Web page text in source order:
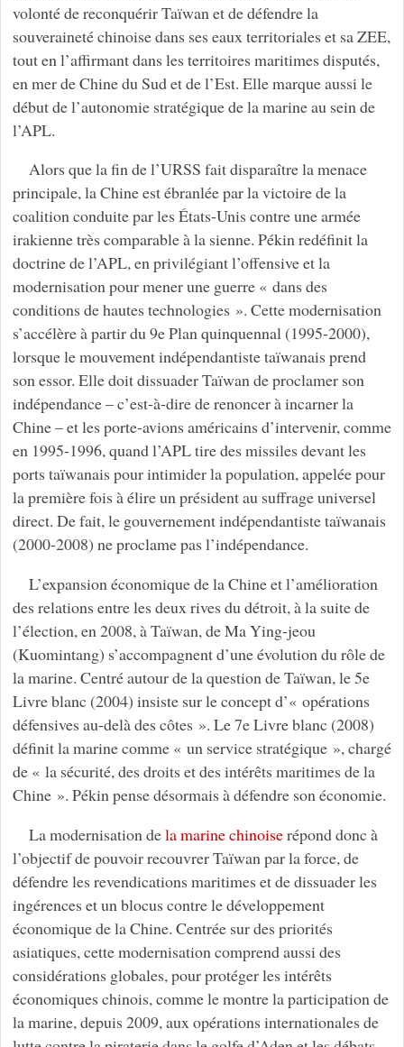
volonté de reconquérir Taïwan et de défendre la
souveraineté chinoise dans ses eaux territoriales et sa ZEE,
tout en l’affirmant dans les territoires maritimes disputés,
en mer de Chine du Sud et de l’Est. Elle marque aussi le
début de l’autonomie stratégique de la marine au sein de
l’APL.
Alors que la fin de l’URSS fait disparaître la menace
principale, la Chine est ébranlée par la victoire de la
coalition conduite par les États-Unis contre une armée
irakienne très comparable à la sienne. Pékin redéfinit la
doctrine de l’APL, en privilégiant l’offensive et la
modernisation pour mener une guerre « dans des
conditions de hautes technologies ». Cette modernisation
s’accélère à partir du 9e Plan quinquennal (1995-2000),
lorsque le mouvement indépendantiste taïwanais prend
son essor. Elle doit dissuader Taïwan de proclamer son
indépendance – c’est-à-dire de renoncer à incarner la
Chine – et les porte-avions américains d’intervenir, comme
en 1995-1996, quand l’APL tire des missiles devant les
ports taïwanais pour intimider la population, appelée pour
la première fois à élire un président au suffrage universel
direct. De fait, le gouvernement indépendantiste taïwanais
(2000-2008) ne proclame pas l’indépendance.
L’expansion économique de la Chine et l’amélioration
des relations entre les deux rives du détroit, à la suite de
l’élection, en 2008, à Taïwan, de Ma Ying-jeou
(Kuomintang) s’accompagnent d’une évolution du rôle de
la marine. Centré autour de la question de Taïwan, le 5e
Livre blanc (2004) insiste sur le concept d’« opérations
défensives au-delà des côtes ». Le 7e Livre blanc (2008)
définit la marine comme « un service stratégique », chargé
de « la sécurité, des droits et des intérêts maritimes de la
Chine ». Pékin pense désormais à défendre son économie.
La modernisation dela marine chinoiserépond donc à
l’objectif de pouvoir recouvrer Taïwan par la force, de
défendre les revendications maritimes et de dissuader les
ingérences et un blocus contre le développement
économique de la Chine. Centrée sur des priorités
asiatiques, cette modernisation comprend aussi des
considérations globales, pour protéger les intérêts
économiques chinois, comme le montre la participation de
la marine, depuis 2009, aux opérations internationales de